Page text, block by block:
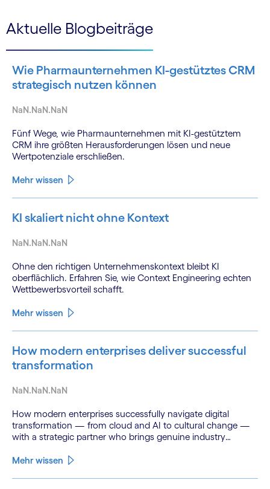
Aktuelle Blogbeiträge
Wie Pharmaunternehmen KI-gestütztes CRM
strategisch nutzen können
NaN.NaN.NaN
Fünf Wege, wie Pharmaunternehmen mit KI-gestütztem
CRM ihre größten Herausforderungen lösen und neue
Wertpotenziale erschließen.
Mehr wissen
KI skaliert nicht ohne Kontext
NaN.NaN.NaN
Ohne den richtigen Unternehmenskontext bleibt KI
oberflächlich. Erfahren Sie, wie Context Engineering echten
Wettbewerbsvorteil schafft.
Mehr wissen
How modern enterprises deliver successful
transformation
NaN.NaN.NaN
How modern enterprises successfully navigate digital
transformation — from cloud and AI to cultural change —
with a strategic partner who brings genuine industry
Mehr wissen